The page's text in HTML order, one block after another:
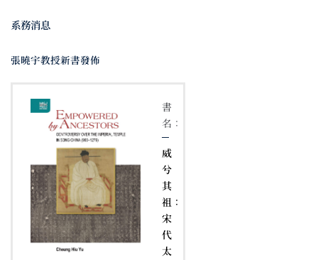
系務消息
張曉宇教授新書發佈
書
名：
威
兮
其
祖：
宋
代
太